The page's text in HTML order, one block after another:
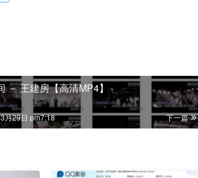
－ 王建房【高清MP4】
下一篇
月29日 pm7:18